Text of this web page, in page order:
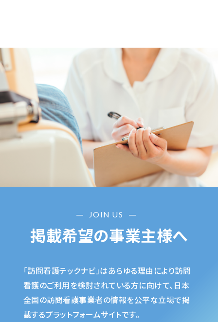
JOIN US
掲載希望の事業主様へ
「訪問看護テックナビ」はあらゆる理由により訪問
看護のご利用を検討されている方に向けて、日本
全国の訪問看護事業者の情報を公平な立場で掲
載するプラットフォームサイトです。